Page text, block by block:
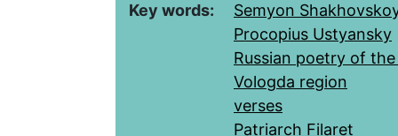
Key words:
Semyon
Procopius Ustyansky
Russian poetry of
Vologda region
verses
Patriarch Filaret